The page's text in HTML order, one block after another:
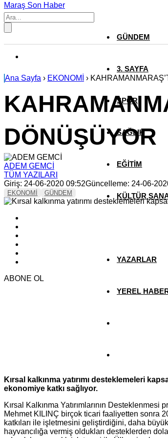
Maraş Son Haber
GÜNDEM
3. SAYFA
SPOR
SAĞLIK
EĞİTİM
KÜLTÜR
YAZARLAR
YEREL
Ana Sayfa › EKONOMİ ›
DÖNÜŞÜYOR
ADEM GEMCİ
TÜM YAZILARI
Giriş: 24-06-2020 09:52Güncelleme: 24-06-
EKONOMİ GÜNDEM
ABONE OL
Kırsal kalkınma yatırımı desteklemeleri
ekonomiye katkı sağlıyor.
Kırsal Kalkınma Yatırımlarının
Mehmet KILINÇ birçok ticari faaliyetten sonra
katkıları ile işletmesini geliştirdiğini, daha
hayvancılığa vermiş oldukları desteklerden